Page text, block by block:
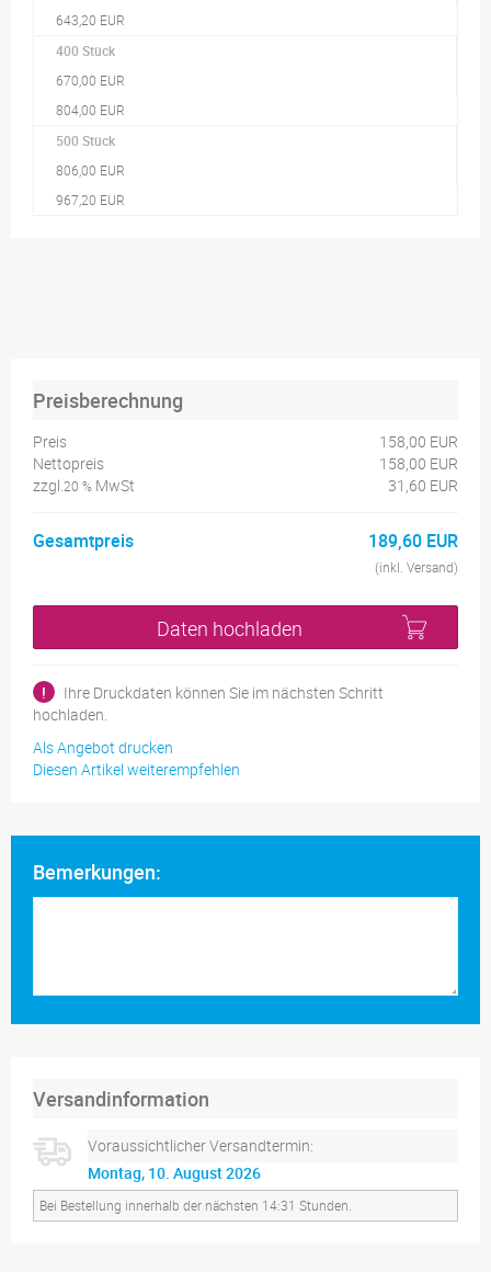
643,20 EUR
400 Stück
670,00 EUR
804,00 EUR
500 Stück
806,00 EUR
967,20 EUR
Preisberechnung
Preis
158,00 EUR
Nettopreis
158,00 EUR
zzgl.20 % MwSt 31,60 EUR
Gesamtpreis 189,60 EUR
(inkl. Versand)
Daten hochladen
!
Ihre Druckdaten können Sie im nächsten Schritt
hochladen.
Als Angebot drucken
Diesen Artikel weiterempfehlen
Bemerkungen:
Versandinformation
Voraussichtlicher Versandtermin:
Montag, 10. August 2026
Bei Bestellung innerhalb der nächsten 14:31 Stunden.